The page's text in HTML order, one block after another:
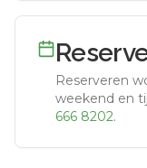
Reserveren
weekend en
666 8202.